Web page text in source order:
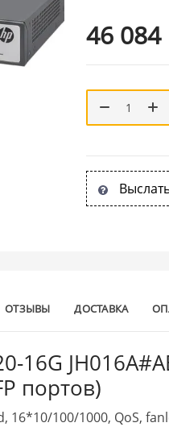
46 084
ОТЗЫВЫ ДОСТАВКА
16G
портов)
16*10/100/1000, QoS,